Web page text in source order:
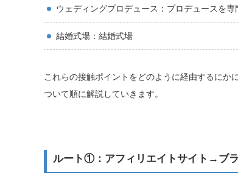
ウェディングプロデュース：プロデュースを専
結婚式場：結婚式場
これらの接触ポイントをどのように経由するにか
ついて順に解説していきます。
ルート①：アフィリエイトサイト→ブ